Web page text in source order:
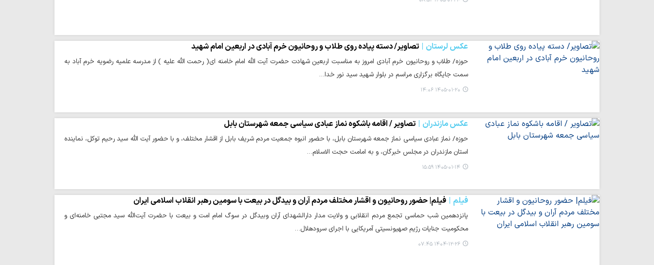
عکس لرستان تصاویر/ دسته پیاده روی طلاب و روحانیون خرم آبادی در اربعین امام شهید
حوزه/ طلاب و روحانیون خرم آبادی امروز به مناسبت اربعین شهادت حضرت آیت الله امام خامنه ای( رحمت الله علیه ) از مدرسه علمیه رضویه خرم آباد به
سمت جایگاه برگزاری مراسم در بلوار شهید سید نور خدا…
۱۴۰۵-۰۱-۲۰ ۱۴:۰۶
عکس مازندران تصاویر / اقامه باشکوه نماز عبادی سیاسی جمعه شهرستان بابل
حوزه/ نماز عبادی سیاسی نماز جمعه شهرستان بابل، با حضور انبوه جمعیت مردم شریف بابل از اقشار مختلف، و با حضور آیت الله سید رحیم توکل، نماینده
استان مازندران در مجلس خبرگان، و به امامت حجت الاسلام…
۱۴۰۵-۰۱-۱۴ ۱۵:۵۹
فیلم فیلم| حضور روحانیون و اقشار مختلف مردم آران و بیدگل در بیعت با سومین رهبر انقلاب اسلامی ایران
پانزدهمین شب حماسی تجمع مردم انقلابی و ولایت مدار دارالشهدای آران وبیدگل در سوگ امام امت و بیعت با حضرت آیت‌الله سید مجتبی خامنه‌ای و
محکومیت جنایات رژیم صهیونسیتی آمریکایی با اجرای سرودهلال…
۱۴۰۴-۱۲-۲۶ ۰۷:۴۵